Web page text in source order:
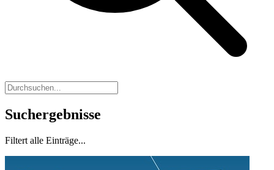
Suchergebnisse
Filtert alle Einträge...